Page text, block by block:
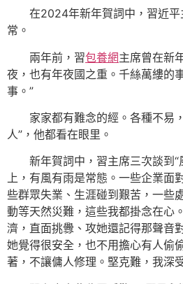
在2024年新年賀詞中，習近
常。
兩年前，習包養網主席曾在新
夜，也有年夜國之重。千絲萬縷的
事。”
家家都有難念的經。各種不易
人”，他都看在眼里。
新年賀詞中，習主席三次談到“
上，有風有雨是常態。一些企業面
些群眾失業、生涯碰到艱苦，一些
動等天然災難，這些我都掛念在心
濟，直面挑釁、攻她還記得那聲音
她覺得很安全，也不用擔心有人偷
著，不讓傭人修理。堅克難，我深